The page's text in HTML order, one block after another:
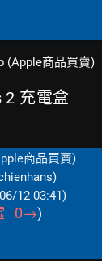
(Apple商品買賣)
2 充電盒
商品買賣)
12 03:41)
0→)